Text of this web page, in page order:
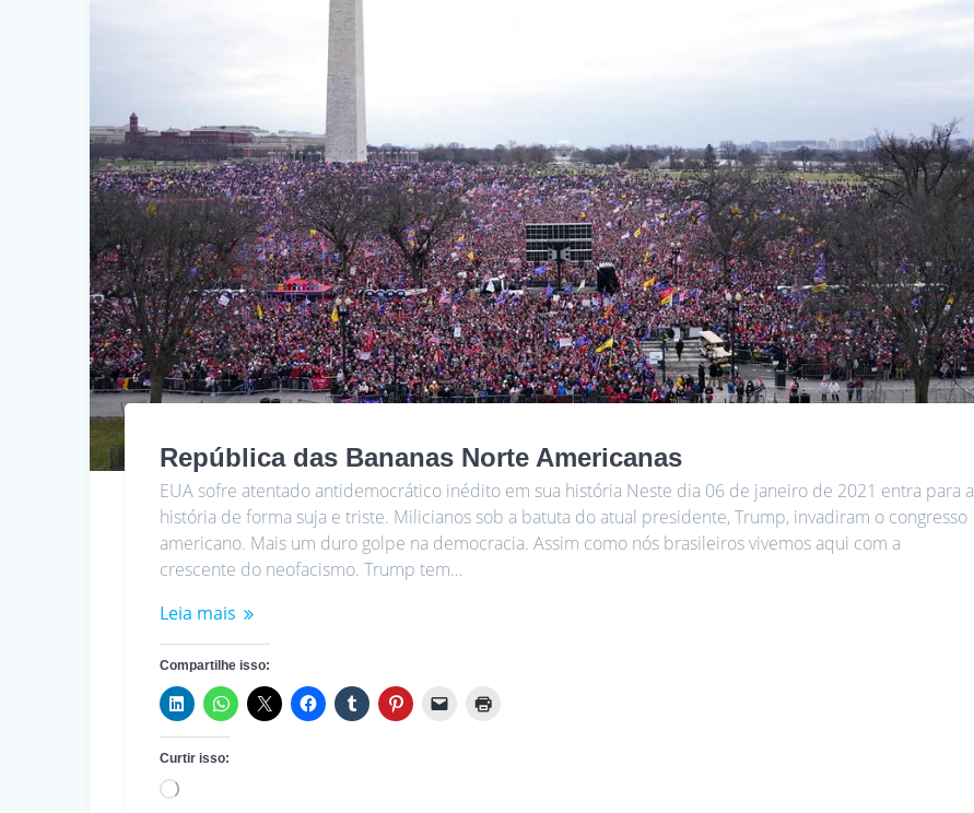
República das Bananas Norte Americanas
EUA sofre atentado antidemocrático inédito em sua história Neste dia 06 de janeiro de 2021 entra para a
história de forma suja e triste. Milicianos sob a batuta do atual presidente, Trump, invadiram o congresso
americano. Mais um duro golpe na democracia. Assim como nós brasileiros vivemos aqui com a
crescente do neofacismo. Trump tem…
Leia mais
Compartilhe isso:
Curtir isso:
Carregando...